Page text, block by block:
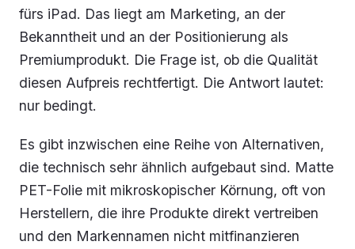
fürs iPad. Das liegt am Marketing, an der
Bekanntheit und an der Positionierung als
Premiumprodukt. Die Frage ist, ob die Qualität
diesen Aufpreis rechtfertigt. Die Antwort lautet:
nur bedingt.
Es gibt inzwischen eine Reihe von Alternativen,
die technisch sehr ähnlich aufgebaut sind. Matte
PET-Folie mit mikroskopischer Körnung, oft von
Herstellern, die ihre Produkte direkt vertreiben
und den Markennamen nicht mitfinanzieren